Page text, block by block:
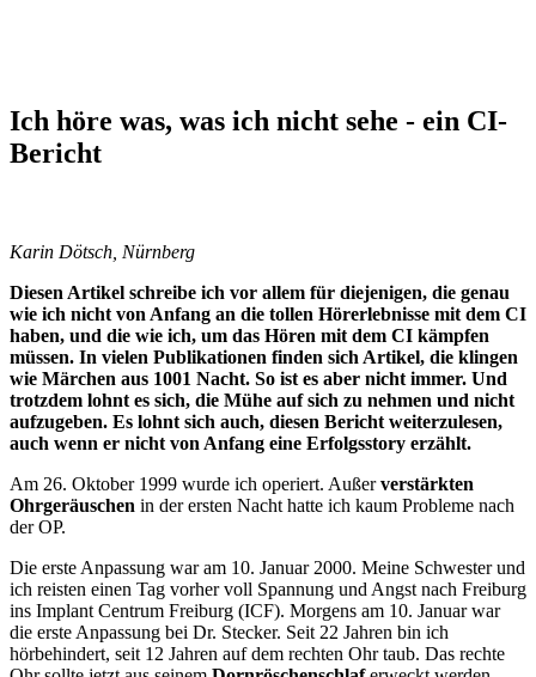
Ich höre was, was ich nicht sehe - ein CI-
Bericht
Karin Dötsch, Nürnberg
Diesen Artikel schreibe ich vor allem für diejenigen, die genau
wie ich nicht von Anfang an die tollen Hörerlebnisse mit dem CI
haben, und die wie ich, um das Hören mit dem CI kämpfen
müssen. In vielen Publikationen finden sich Artikel, die klingen
wie Märchen aus 1001 Nacht. So ist es aber nicht immer. Und
trotzdem lohnt es sich, die Mühe auf sich zu nehmen und nicht
aufzugeben. Es lohnt sich auch, diesen Bericht weiterzulesen,
auch wenn er nicht von Anfang eine Erfolgsstory erzählt.
Am 26. Oktober 1999 wurde ich operiert. Außerverstärkten
Ohrgeräuschen in der ersten Nacht hatte ich kaum Probleme nach
der OP.
Die erste Anpassung war am 10. Januar 2000. Meine Schwester und
ich reisten einen Tag vorher voll Spannung und Angst nach Freiburg
ins Implant Centrum Freiburg (ICF). Morgens am 10. Januar war
die erste Anpassung bei Dr. Stecker. Seit 22 Jahren bin ich
hörbehindert, seit 12 Jahren auf dem rechten Ohr taub. Das rechte